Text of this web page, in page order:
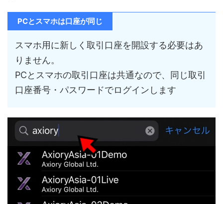
PCとスマホは口座が同じ
スマホ用に新しく取引口座を開設する必要はあ
りません。
PCとスマホの取引口座は共通なので、同じ取引
口座番号・パスワードでログインします